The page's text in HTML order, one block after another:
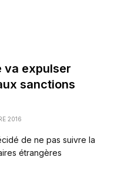
va expulser
sanctions
2016
de ne pas suivre la
étrangères